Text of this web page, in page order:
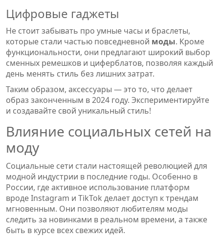
Цифровые гаджеты
Не стоит забывать про умные часы и браслеты,
которые стали частью повседневной моды. Кроме
функциональности, они предлагают широкий выбор
сменных ремешков и циферблатов, позволяя каждый
день менять стиль без лишних затрат.
Таким образом, аксессуары — это то, что делает
образ законченным в 2024 году. Экспериментируйте
и создавайте свой уникальный стиль!
Влияние социальных сетей на
моду
Социальные сети стали настоящей революцией для
модной индустрии в последние годы. Особенно в
России, где активное использование платформ
вроде Instagram и TikTok делает доступ к трендам
мгновенным. Они позволяют любителям моды
следить за новинками в реальном времени, а также
быть в курсе всех свежих идей.